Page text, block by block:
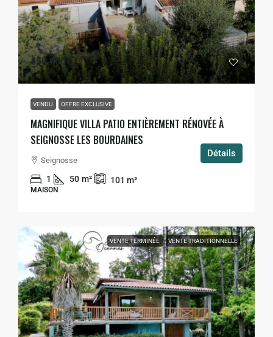
450 000€
VENDU OFFRE EXCLUSIVE
MAGNIFIQUE VILLA PATIO ENTIÈREMENT RÉNOVÉE À
SEIGNOSSE LES BOURDAINES
Seignosse
1 50 m² 101 m²
MAISON
Détails
VENTE TERMINÉE VENTE TRADITIONNELLE